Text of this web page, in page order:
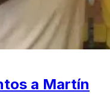
a Martín